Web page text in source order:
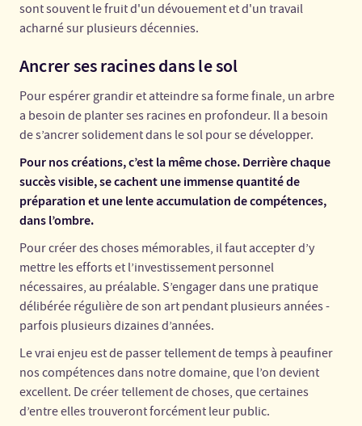
sont souvent le fruit d'un dévouement et d'un travail
acharné sur plusieurs décennies.
Ancrer ses racines dans le sol
Pour espérer grandir et atteindre sa forme finale, un arbre
a besoin de planter ses racines en profondeur. Il a besoin
de s’ancrer solidement dans le sol pour se développer.
Pour nos créations, c’est la même chose. Derrière chaque
succès visible, se cachent une immense quantité de
préparation et une lente accumulation de compétences,
dans l’ombre.
Pour créer des choses mémorables, il faut accepter d’y
mettre les efforts et l’investissement personnel
nécessaires, au préalable. S’engager dans une pratique
délibérée régulière de son art pendant plusieurs années -
parfois plusieurs dizaines d’années.
Le vrai enjeu est de passer tellement de temps à peaufiner
nos compétences dans notre domaine, que l’on devient
excellent. De créer tellement de choses, que certaines
d’entre elles trouveront forcément leur public.